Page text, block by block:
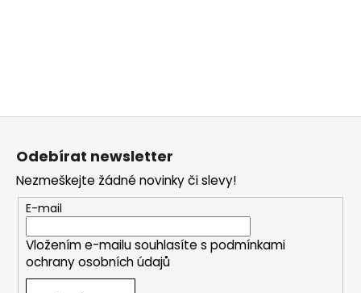
Z
Odebírat newsletter
Nezmeškejte žádné novinky či slevy!
E-mail
Vložením e-mailu souhlasíte s podmínkami
ochrany osobních údajů